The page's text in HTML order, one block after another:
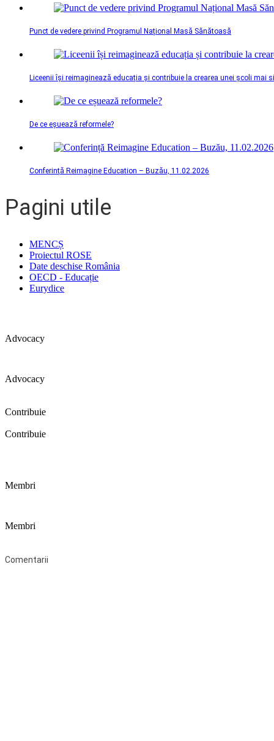
Punct de vedere privind Programul Național Masă Sănătoasă
Liceenii își reimaginează educația și contribuie la crearea unei școli mai
De ce eșuează reformele?
Conferință Reimagine Education – Buzău, 11.02.2026
Pagini utile
MENCȘ
Proiectul ROSE
Date deschise România
OECD - Educație
Eurydice
Advocacy
Advocacy
Contribuie
Contribuie
Membri
Membri
Comentarii